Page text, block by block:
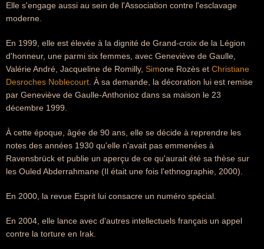
Elle s'engage aussi au sein de l'Association contre l'esclavage
moderne.
En 1999, elle est élevée à la dignité de Grand-croix de la Légion
d'honneur, une parmi six femmes, avec Geneviève de Gaulle,
Valérie André, Jacqueline de Romilly, Simone Rozès et Christiane
Desroches Noblecourt . À sa demande, la décoration lui est remise
par Geneviève de Gaulle-Anthonioz dans sa maison le 23
décembre 1999.
À cette époque, âgée de 90 ans, elle se décide à reprendre les
notes des années 1930 qu'elle n'avait pas emmenées à
Ravensbrück et publie un aperçu de ce qu'aurait été sa thèse sur
les Ouled Abderrahmane (Il était une fois l'ethnographie, 2000).
En 2000, la revue Esprit lui consacre un numéro spécial.
En 2004, elle lance avec d'autres intellectuels français un appel
contre la torture en Irak.